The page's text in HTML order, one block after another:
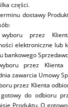
części.
dostawy
przez
elektroniczne lub
bankowego
przez Klienta
zawarcia Umowy
przez Klienta
do odbioru
Produktu. O